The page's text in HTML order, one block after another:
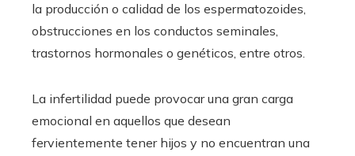
la producción o calidad de los espermatozoides,
obstrucciones en los conductos seminales,
trastornos hormonales o genéticos, entre otros.
La infertilidad puede provocar una gran carga
emocional en aquellos que desean
fervientemente tener hijos y no encuentran una